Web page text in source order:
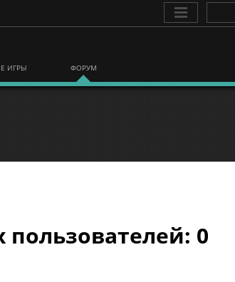
ИГРЫ ФОРУМ
0